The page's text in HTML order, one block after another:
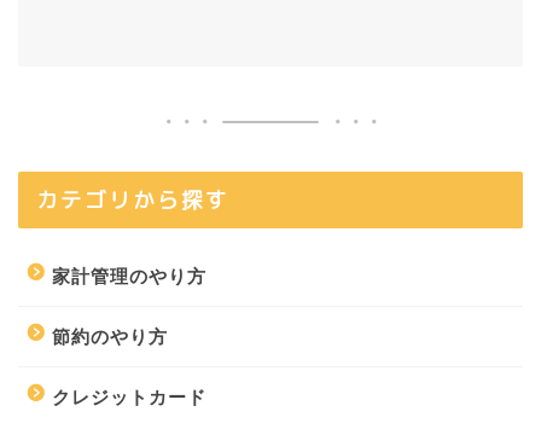
カテゴリから探す
家計管理のやり方
節約のやり方
クレジットカード